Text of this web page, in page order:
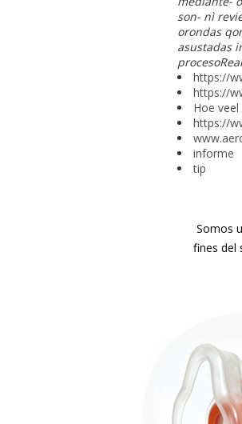
son- nì
orondas
asustadas
https://
https://
Hoe
https://
informe
tip
Somos
fines del